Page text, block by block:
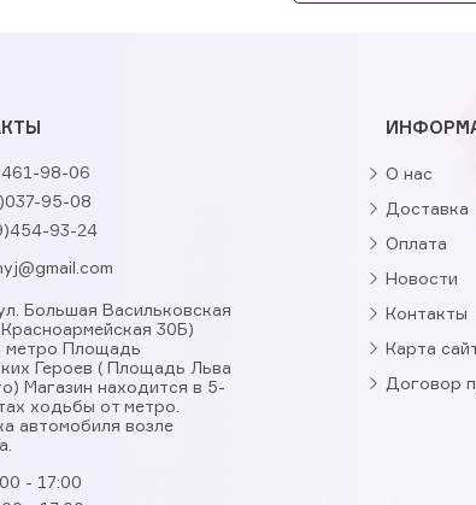
98-06
95-08
93-24
Большая Васильковская
30Б)
метро Площадь
Героев ( Площадь Льва
Магазин находится в 5-
ходьбы от метро.
автомобиля возле
- 17:00
О нас
Доставка
Оплата
Новости
Контакты
Карта
Договор